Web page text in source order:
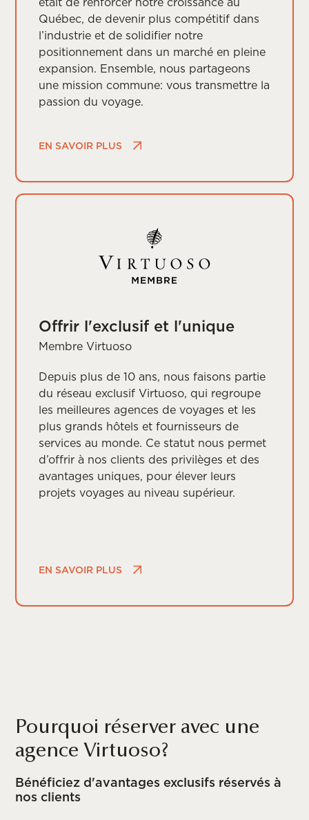
Québec, de devenir plus compétitif dans
l’industrie et de solidifier notre
positionnement dans un marché en pleine
expansion. Ensemble, nous partageons
une mission commune: vous transmettre la
passion du voyage.
EN SAVOIR PLUS
Offrir l'exclusif et l'unique
Membre Virtuoso
Depuis plus de 10 ans, nous faisons partie
du réseau exclusif Virtuoso, qui regroupe
les meilleures agences de voyages et les
plus grands hôtels et fournisseurs de
services au monde. Ce statut nous permet
d’offrir à nos clients des privilèges et des
avantages uniques, pour élever leurs
projets voyages au niveau supérieur.
EN SAVOIR PLUS
Pourquoi réserver avec une
agence Virtuoso?
Bénéficiez d'avantages exclusifs réservés à
nos clients